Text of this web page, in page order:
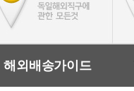
해외배송가이드